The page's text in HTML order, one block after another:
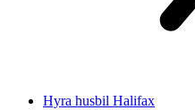
Hyra husbil Halifax